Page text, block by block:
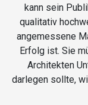
kann sein
qualitativ
angemessene
Erfolg ist. Sie
Architekten
darlegen sollte,